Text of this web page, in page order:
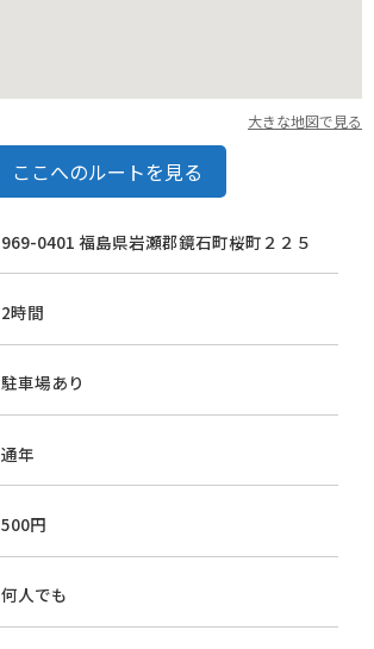
大きな地図で見る
ここへのルートを見る
969-0401 福島県岩瀬郡鏡石町桜町２２５
2時間
駐車場あり
通年
500円
何人でも